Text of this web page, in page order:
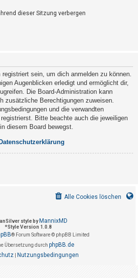
dieser Sitzung verbergen
sein, um dich anmelden zu können.
Augenblicken erledigt und ermöglicht dir,
Die Board-Administration kann
zusätzliche Berechtigungen zuweisen.
und die verwandten
Bitte beachte auch die jeweiligen
diesem Board bewegst.
Datenschutzerklärung
Alle Cookies löschen
style by MannixMD
*Style Version 1.0.8
® Forum Software © phpBB Limited
Übersetzung durch phpBB.de
| Nutzungsbedingungen